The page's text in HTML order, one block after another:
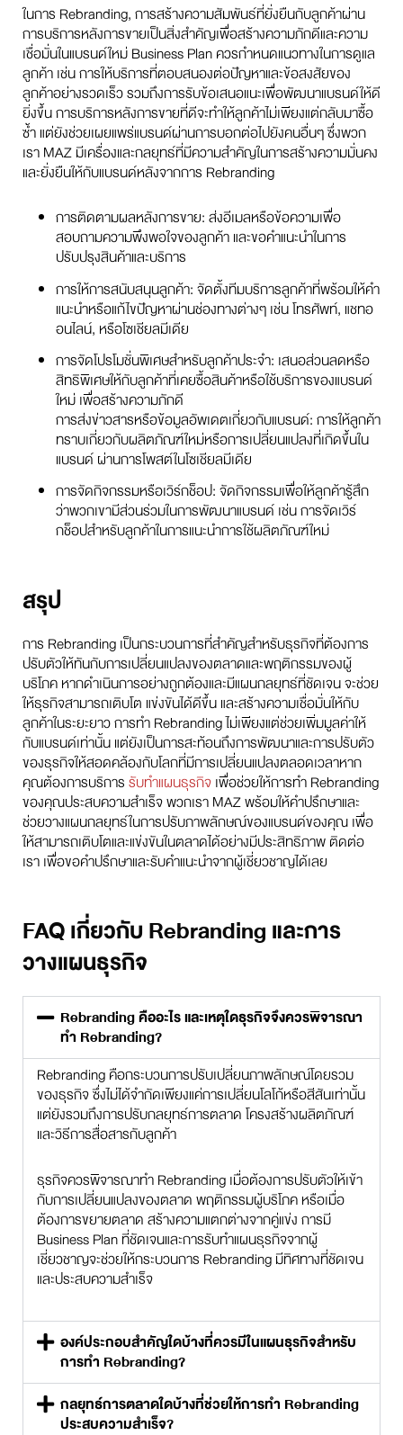
ในการ Rebranding, การสร้างความสัมพันธ์ที่ยั่งยืนกับลูกค้าผ่าน
การบริการหลังการขายเป็นสิ่งสำคัญเพื่อสร้างความภักดีและความ
เชื่อมั่นในแบรนด์ใหม่ Business Plan ควรกำหนดแนวทางในการดูแล
ลูกค้า เช่น การให้บริการที่ตอบสนองต่อปัญหาและข้อสงสัยของ
ลูกค้าอย่างรวดเร็ว รวมถึงการรับข้อเสนอแนะเพื่อพัฒนาแบรนด์ให้ดี
ยิ่งขึ้น การบริการหลังการขายที่ดีจะทำให้ลูกค้าไม่เพียงแต่กลับมาซื้อ
ซ้ำ แต่ยังช่วยเผยแพร่แบรนด์ผ่านการบอกต่อไปยังคนอื่นๆ ซึ่งพวก
เรา MAZ มีเครื่องและกลยุทธ์ที่มีความสำคัญในการสร้างความมั่นคง
และยั่งยืนให้กับแบรนด์หลังจากการ Rebranding
การติดตามผลหลังการขาย: ส่งอีเมลหรือข้อความเพื่อ
สอบถามความพึงพอใจของลูกค้า และขอคำแนะนำในการ
ปรับปรุงสินค้าและบริการ
การให้การสนับสนุนลูกค้า: จัดตั้งทีมบริการลูกค้าที่พร้อมให้คำ
แนะนำหรือแก้ไขปัญหาผ่านช่องทางต่างๆ เช่น โทรศัพท์, แชทอ
อนไลน์, หรือโซเชียลมีเดีย
การจัดโปรโมชั่นพิเศษสำหรับลูกค้าประจำ: เสนอส่วนลดหรือ
สิทธิพิเศษให้กับลูกค้าที่เคยซื้อสินค้าหรือใช้บริการของแบรนด์
ใหม่ เพื่อสร้างความภักดี
การส่งข่าวสารหรือข้อมูลอัพเดตเกี่ยวกับแบรนด์: การให้ลูกค้า
ทราบเกี่ยวกับผลิตภัณฑ์ใหม่หรือการเปลี่ยนแปลงที่เกิดขึ้นใน
แบรนด์ ผ่านการโพสต์ในโซเชียลมีเดีย
การจัดกิจกรรมหรือเวิร์กช็อป: จัดกิจกรรมเพื่อให้ลูกค้ารู้สึก
ว่าพวกเขามีส่วนร่วมในการพัฒนาแบรนด์ เช่น การจัดเวิร์
กช็อปสำหรับลูกค้าในการแนะนำการใช้ผลิตภัณฑ์ใหม่
สรุป
การ Rebranding เป็นกระบวนการที่สำคัญสำหรับธุรกิจที่ต้องการ
ปรับตัวให้ทันกับการเปลี่ยนแปลงของตลาดและพฤติกรรมของผู้
บริโภค หากดำเนินการอย่างถูกต้องและมีแผนกลยุทธ์ที่ชัดเจน จะช่วย
ให้ธุรกิจสามารถเติบโต แข่งขันได้ดีขึ้น และสร้างความเชื่อมั่นให้กับ
ลูกค้าในระยะยาว การทำ Rebranding ไม่เพียงแต่ช่วยเพิ่มมูลค่าให้
กับแบรนด์เท่านั้น แต่ยังเป็นการสะท้อนถึงการพัฒนาและการปรับตัว
ของธุรกิจให้สอดคล้องกับโลกที่มีการเปลี่ยนแปลงตลอดเวลาหาก
คุณต้องการบริการรับทำแผนธุรกิจเพื่อช่วยให้การทำ Rebranding
ของคุณประสบความสำเร็จ พวกเรา MAZ พร้อมให้คำปรึกษาและ
ช่วยวางแผนกลยุทธ์ในการปรับภาพลักษณ์ของแบรนด์ของคุณ เพื่อ
ให้สามารถเติบโตและแข่งขันในตลาดได้อย่างมีประสิทธิภาพ ติดต่อ
เรา เพื่อขอคำปรึกษาและรับคำแนะนำจากผู้เชี่ยวชาญได้เลย
FAQ เกี่ยวกับ Rebranding และการ
วางแผนธุรกิจ
Rebranding คืออะไร และเหตุใดธุรกิจจึงควรพิจารณา
ทำ Rebranding?
Rebranding คือกระบวนการปรับเปลี่ยนภาพลักษณ์โดยรวม
ของธุรกิจ ซึ่งไม่ได้จำกัดเพียงแค่การเปลี่ยนโลโก้หรือสีสันเท่านั้น
แต่ยังรวมถึงการปรับกลยุทธ์การตลาด โครงสร้างผลิตภัณฑ์
และวิธีการสื่อสารกับลูกค้า
ธุรกิจควรพิจารณาทำ Rebranding เมื่อต้องการปรับตัวให้เข้า
กับการเปลี่ยนแปลงของตลาด พฤติกรรมผู้บริโภค หรือเมื่อ
ต้องการขยายตลาด สร้างความแตกต่างจากคู่แข่ง การมี
Business Plan ที่ชัดเจนและการรับทำแผนธุรกิจจากผู้
เชี่ยวชาญจะช่วยให้กระบวนการ Rebranding มีทิศทางที่ชัดเจน
และประสบความสำเร็จ
องค์ประกอบสำคัญใดบ้างที่ควรมีในแผนธุรกิจสำหรับ
การทำ Rebranding?
กลยุทธ์การตลาดใดบ้างที่ช่วยให้การทำ Rebranding
ประสบความสำเร็จ?